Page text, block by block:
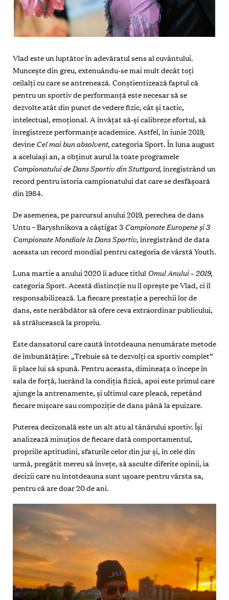
Vlad este un luptător în adevăratul sens al cuvântului.
Muncește din greu, extenuându-se mai mult decât toți
ceilalți cu care se antrenează. Conștientizează faptul că
pentru un sportiv de performanță este necesar să se
dezvolte atât din punct de vedere fizic, cât și tactic,
intelectual, emoțional. A învățat să-și calibreze efortul, să
înregistreze performanțe academice. Astfel, în iunie 2019,
devine Cel mai bun absolvent, categoria Sport. În luna august
a aceluiași an, a obținut aurul la toate programele
Campionatului de Dans Sportiv din Stuttgard, înregistrând un
record pentru istoria campionatului dat care se desfășoară
din 1984.
De asemenea, pe parcursul anului 2019, perechea de dans
Untu – Baryshnikova a câștigat 3 Campionate Europene și 3
Campionate Mondiale la Dans Sportiv, înregistrând de data
aceasta un record mondial pentru categoria de vârstă Youth.
Luna martie a anului 2020 îi aduce titlul Omul Anului – 2019,
categoria Sport. Acestă distincție nu îl oprește pe Vlad, ci îl
responsabilizează. La fiecare prestație a perechii lor de
dans, este nerăbdător să ofere ceva extraordinar publicului,
să strălucească la propriu.
Este dansatorul care caută întotdeauna nenumărate metode
de îmbunătățire: „Trebuie să te dezvolți ca sportiv complet”
îi place lui să spună. Pentru aceasta, dimineața o începe în
sala de forță, lucrând la condiția fizică, apoi este primul care
ajunge la antrenamente, și ultimul care pleacă, repetând
fiecare mișcare sau compoziție de dans până la epuizare.
Puterea decizonală este un alt atu al tânărului sportiv. Își
analizează minuțios de fiecare dată comportamentul,
propriile aptitudini, sfaturile celor din jur și, în cele din
urmă, pregătit mereu să învețe, să asculte diferite opinii, ia
decizii care nu întotdeauna sunt ușoare pentru vârsta sa,
pentru că are doar 20 de ani.